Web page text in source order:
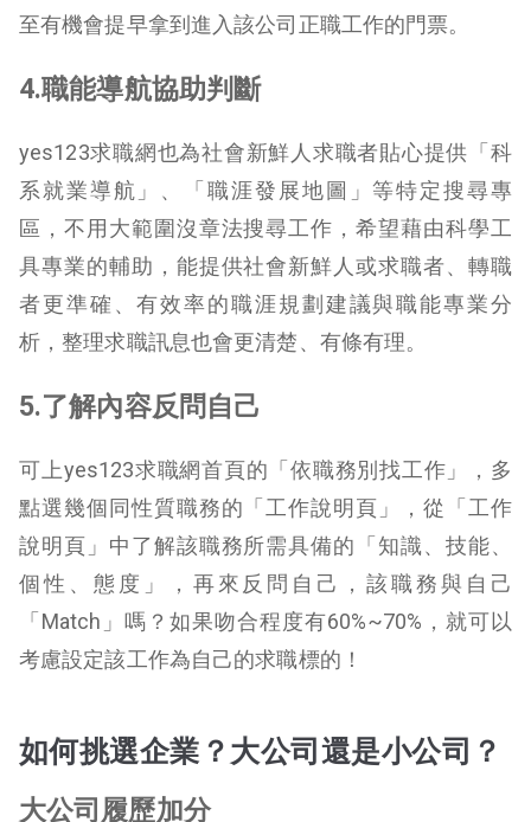
至有機會提早拿到進入該公司正職工作的門票。
4.職能導航協助判斷
yes123求職網也為社會新鮮人求職者貼心提供「科
系就業導航」、「職涯發展地圖」等特定搜尋專
區，不用大範圍沒章法搜尋工作，希望藉由科學工
具專業的輔助，能提供社會新鮮人或求職者、轉職
者更準確、有效率的職涯規劃建議與職能專業分
析，整理求職訊息也會更清楚、有條有理。
5.了解內容反問自己
可上yes123求職網首頁的「依職務別找工作」，多
點選幾個同性質職務的「工作說明頁」，從「工作
說明頁」中了解該職務所需具備的「知識、技能、
個性、態度」，再來反問自己，該職務與自己
「Match」嗎？如果吻合程度有60%~70%，就可以
考慮設定該工作為自己的求職標的！
如何挑選企業？大公司還是小公司？
大公司履歷加分